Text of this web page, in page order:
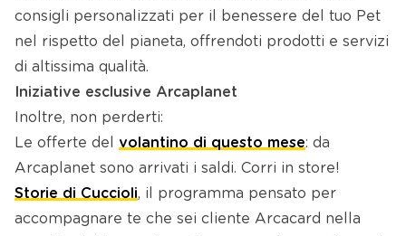
consigli personalizzati per il benessere del tuo Pet
nel rispetto del pianeta, offrendoti prodotti e servizi
di altissima qualità.
Iniziative esclusive Arcaplanet
Inoltre, non perderti:
Le offerte del volantino di questo mese: da
Arcaplanet sono arrivati i saldi. Corri in store!
Storie di Cuccioli, il programma pensato per
accompagnare te che sei cliente Arcacard nella